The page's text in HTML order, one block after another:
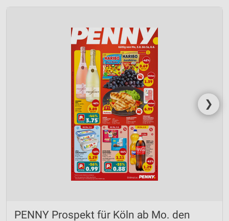
❯
PENNY Prospekt für Köln ab Mo. den